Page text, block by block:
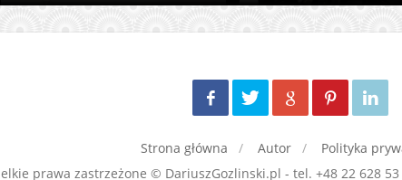
Strona główna Autor
Polityka
prawa zastrzeżone © DariuszGozlinski.pl - tel. +48 22 628